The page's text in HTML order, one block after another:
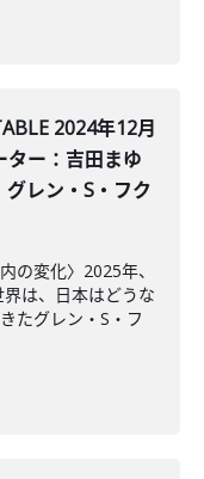
2024年12月
ター：吉田まゆ
レン・S・フク
の変化〉2025年、
は、日本はどうな
たグレン・S・フ